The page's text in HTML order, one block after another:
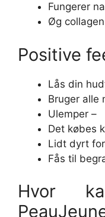
Fungerer
Øg
Positive
Lås din
Bruger alle
Ulemper –
Det købes
Lidt dyrt
Fås til
Hvor